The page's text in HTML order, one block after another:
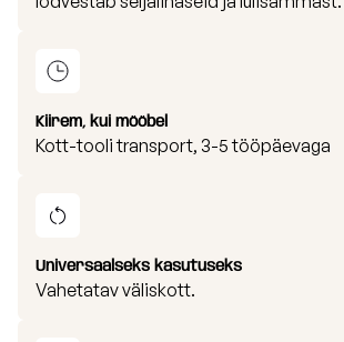
Kiirem, kui mööbel
Kott-tooli transport, 3-5 tööpäevaga
Universaalseks kasutuseks
Vahetatav väliskott.